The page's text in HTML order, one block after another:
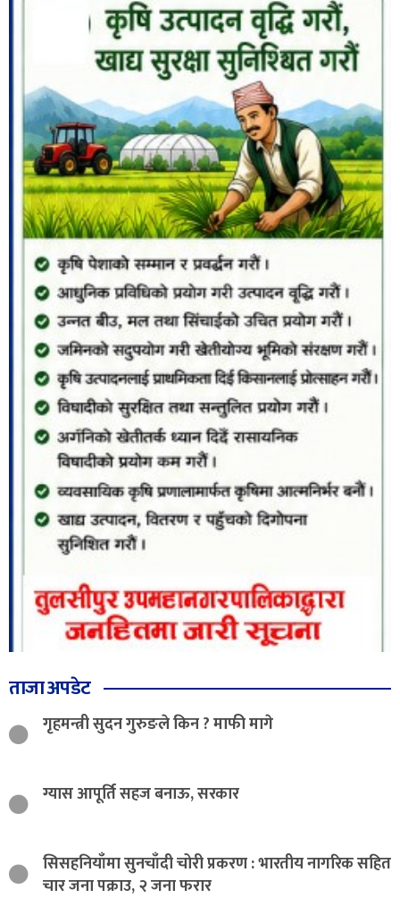
ताजा अपडेट
गृहमन्त्री सुदन गुरुङले किन ? माफी मागे
ग्यास आपूर्ति सहज बनाऊ, सरकार
सिसहनियाँमा सुनचाँदी चोरी प्रकरण : भारतीय नागरिक सहित
चार जना पक्राउ, २ जना फरार